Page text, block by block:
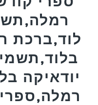
לוד,ברכת
יודאיקה